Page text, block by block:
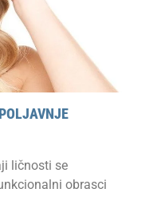
ličnosti se
obrasci